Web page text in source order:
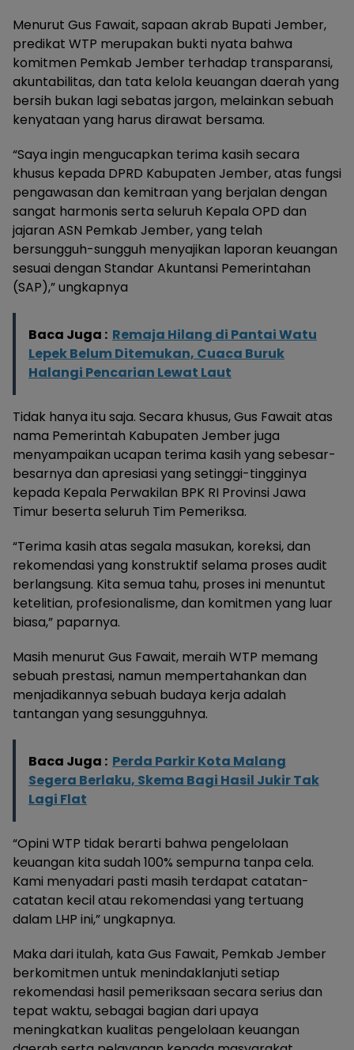
Menurut Gus Fawait, sapaan akrab Bupati Jember,
predikat WTP merupakan bukti nyata bahwa
komitmen Pemkab Jember terhadap transparansi,
akuntabilitas, dan tata kelola keuangan daerah yang
bersih bukan lagi sebatas jargon, melainkan sebuah
kenyataan yang harus dirawat bersama.
“Saya ingin mengucapkan terima kasih secara
khusus kepada DPRD Kabupaten Jember, atas fungsi
pengawasan dan kemitraan yang berjalan dengan
sangat harmonis serta seluruh Kepala OPD dan
jajaran ASN Pemkab Jember, yang telah
bersungguh-sungguh menyajikan laporan keuangan
sesuai dengan Standar Akuntansi Pemerintahan
(SAP),” ungkapnya
Baca Juga : Remaja Hilang di Pantai Watu
Lepek Belum Ditemukan, Cuaca Buruk
Halangi Pencarian Lewat Laut
Tidak hanya itu saja. Secara khusus, Gus Fawait atas
nama Pemerintah Kabupaten Jember juga
menyampaikan ucapan terima kasih yang sebesar-
besarnya dan apresiasi yang setinggi-tingginya
kepada Kepala Perwakilan BPK RI Provinsi Jawa
Timur beserta seluruh Tim Pemeriksa.
“Terima kasih atas segala masukan, koreksi, dan
rekomendasi yang konstruktif selama proses audit
berlangsung. Kita semua tahu, proses ini menuntut
ketelitian, profesionalisme, dan komitmen yang luar
biasa,” paparnya.
Masih menurut Gus Fawait, meraih WTP memang
sebuah prestasi, namun mempertahankan dan
menjadikannya sebuah budaya kerja adalah
tantangan yang sesungguhnya.
Baca Juga : Perda Parkir Kota Malang
Segera Berlaku, Skema Bagi Hasil Jukir Tak
Lagi Flat
“Opini WTP tidak berarti bahwa pengelolaan
keuangan kita sudah 100% sempurna tanpa cela.
Kami menyadari pasti masih terdapat catatan-
catatan kecil atau rekomendasi yang tertuang
dalam LHP ini,” ungkapnya.
Maka dari itulah, kata Gus Fawait, Pemkab Jember
berkomitmen untuk menindaklanjuti setiap
rekomendasi hasil pemeriksaan secara serius dan
tepat waktu, sebagai bagian dari upaya
meningkatkan kualitas pengelolaan keuangan